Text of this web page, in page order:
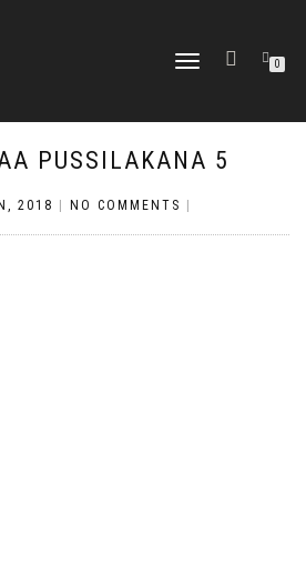
TOGGLE
0
PUSSILAKANA 5
2018 NO COMMENTS